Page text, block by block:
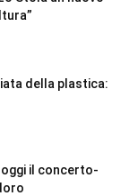
della plastica:
il concerto-